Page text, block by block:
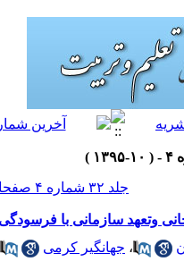
جلد ۳۲ شماره ۴ صفحات ۱۳۶-۱۲۳
وتعهد سازمانی با
، جهانگیر کرمی